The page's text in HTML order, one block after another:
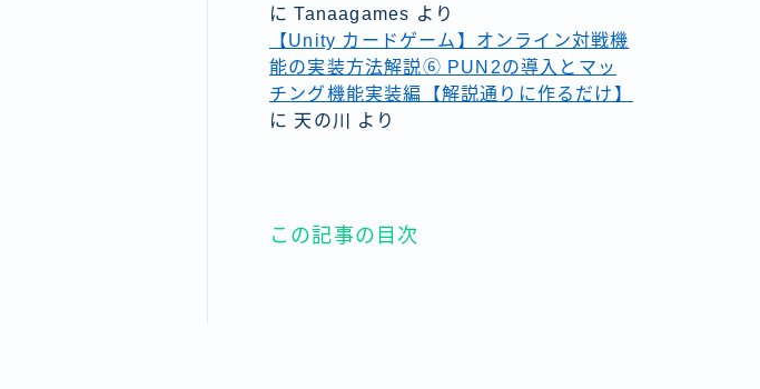
にTanaagames より
【Unity カードゲーム】オンライン対戦機
能の実装方法解説⑥ PUN2の導入とマッ
チング機能実装編【解説通りに作るだけ】
に 天の川 より
この記事の目次